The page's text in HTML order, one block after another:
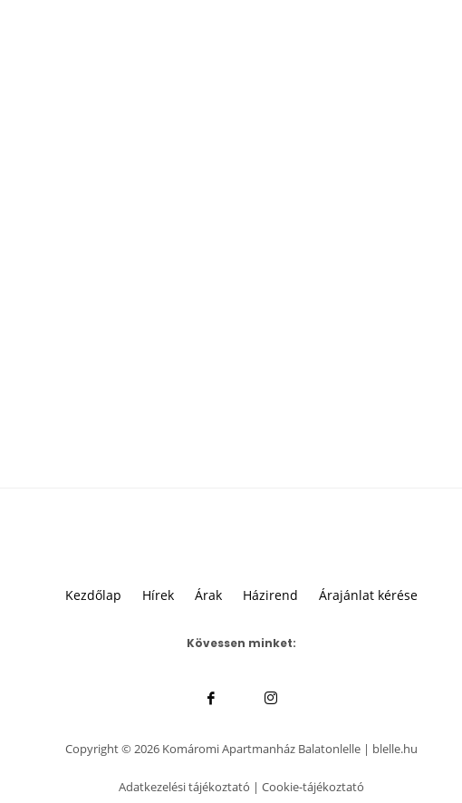
Kezdőlap Hírek Árak Házirend Árajánlat kérése
Kövessen minket:
Copyright © 2026 Komáromi Apartmanház Balatonlelle | blelle.hu
Adatkezelési tájékoztató | Cookie-tájékoztató